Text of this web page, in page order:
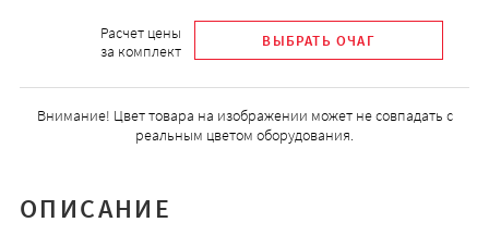
Расчет цены
за комплект
Внимание! Цвет товара на изображении может не совпадать с
реальным цветом оборудования.
ОПИСАНИЕ